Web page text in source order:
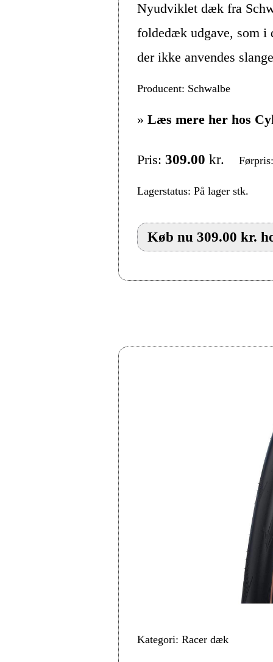
Nyudviklet dæk fra
foldedæk udgave, som i
der ikke anvendes
Producent: Schwalbe
» Læs mere her hos
Pris: 309.00 kr.
Lagerstatus: På lager stk.
Køb nu 309.00 kr.
Kategori: Racer dæk